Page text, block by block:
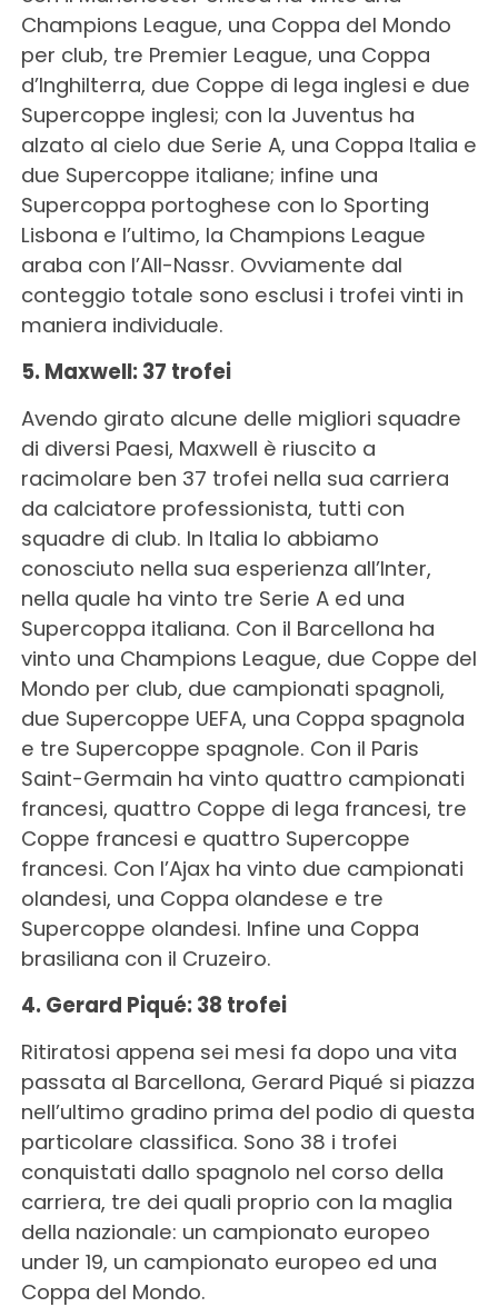
Champions League, una Coppa del Mondo
per club, tre Premier League, una Coppa
d’Inghilterra, due Coppe di lega inglesi e due
Supercoppe inglesi; con la Juventus ha
alzato al cielo due Serie A, una Coppa Italia e
due Supercoppe italiane; infine una
Supercoppa portoghese con lo Sporting
Lisbona e l’ultimo, la Champions League
araba con l’All-Nassr. Ovviamente dal
conteggio totale sono esclusi i trofei vinti in
maniera individuale.
5. Maxwell: 37 trofei
Avendo girato alcune delle migliori squadre
di diversi Paesi, Maxwell è riuscito a
racimolare ben 37 trofei nella sua carriera
da calciatore professionista, tutti con
squadre di club. In Italia lo abbiamo
conosciuto nella sua esperienza all’Inter,
nella quale ha vinto tre Serie A ed una
Supercoppa italiana. Con il Barcellona ha
vinto una Champions League, due Coppe del
Mondo per club, due campionati spagnoli,
due Supercoppe UEFA, una Coppa spagnola
e tre Supercoppe spagnole. Con il Paris
Saint-Germain ha vinto quattro campionati
francesi, quattro Coppe di lega francesi, tre
Coppe francesi e quattro Supercoppe
francesi. Con l’Ajax ha vinto due campionati
olandesi, una Coppa olandese e tre
Supercoppe olandesi. Infine una Coppa
brasiliana con il Cruzeiro.
4. Gerard Piqué: 38 trofei
Ritiratosi appena sei mesi fa dopo una vita
passata al Barcellona, Gerard Piqué si piazza
nell’ultimo gradino prima del podio di questa
particolare classifica. Sono 38 i trofei
conquistati dallo spagnolo nel corso della
carriera, tre dei quali proprio con la maglia
della nazionale: un campionato europeo
under 19, un campionato europeo ed una
Coppa del Mondo.